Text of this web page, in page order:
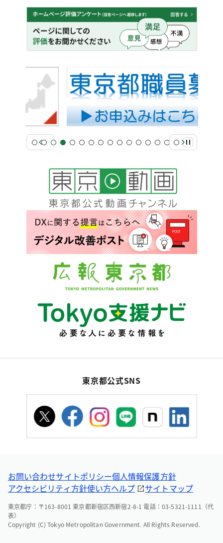
東京都公式SNS
お問い合わせサイトポリシー個人情報保護方針
アクセシビリティ方針使い方ヘルプ サイトマップ
東京都庁：〒163-8001 東京都新宿区西新宿2-8-1 電話：03-5321-1111（代
表）
Copyright (C) Tokyo Metropolitan Government. All Rights Reserved.